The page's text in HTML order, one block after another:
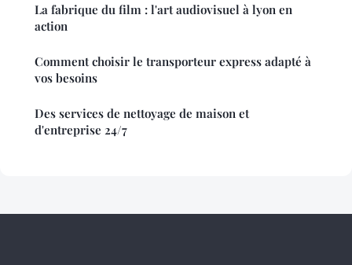
La fabrique du film : l'art audiovisuel à lyon en
action
Comment choisir le transporteur express adapté à
vos besoins
Des services de nettoyage de maison et
d'entreprise 24/7